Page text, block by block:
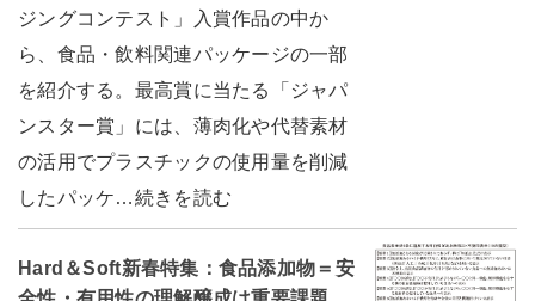
ジングコンテスト」入賞作品の中か
ら、食品・飲料関連パッケージの一部
を紹介する。最高賞に当たる「ジャパ
ンスター賞」には、薄肉化や代替素材
の活用でプラスチックの使用量を削減
したパッケ…続きを読む
Hard＆Soft新春特集：食品添加物＝安